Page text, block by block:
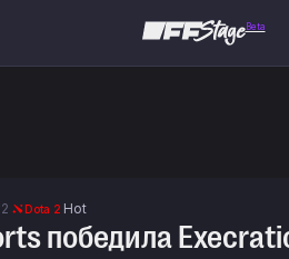
Beta
Dota 2 Hot
победила